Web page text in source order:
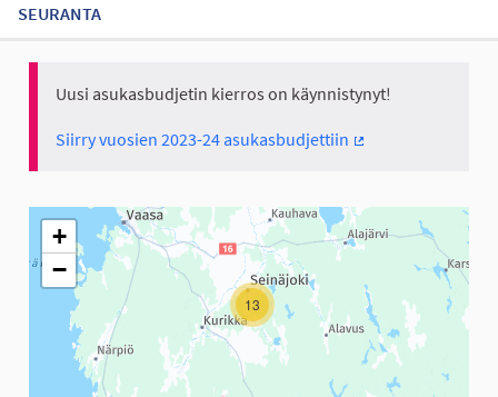
SEURANTA
Uusi asukasbudjetin kierros on käynnistynyt!
Siirry vuosien 2023-24 asukasbudjettiin
Seuraavassa elementissä on kartta, joka esittää tämän
13
+
−